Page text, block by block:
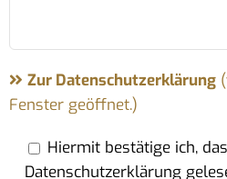
Zur Datenschutzerklärung
Fenster geöffnet.)
Hiermit bestätige ich,
Datenschutzerklärung